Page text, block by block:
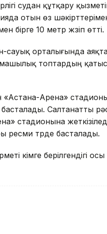
судан құтқару
отын өз шәкірттерімен
бірге 10 метр жүзіп өтті.
орталығында
топтардың
«Астана-Арена»
Салтанатты
стадионына
ресми түрде басталады.
кімге берілгендігі